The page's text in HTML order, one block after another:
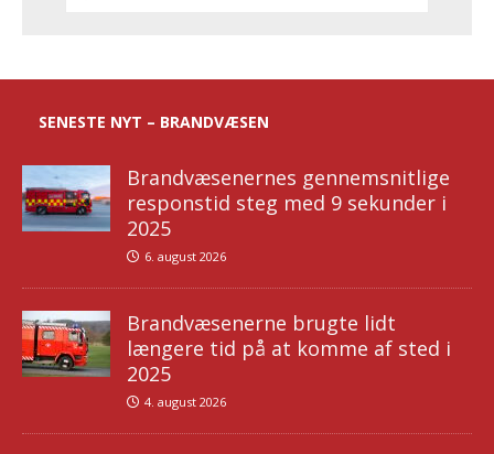
SENESTE NYT – BRANDVÆSEN
Brandvæsenernes gennemsnitlige
responstid steg med 9 sekunder i
2025
6. august 2026
Brandvæsenerne brugte lidt
længere tid på at komme af sted i
2025
4. august 2026